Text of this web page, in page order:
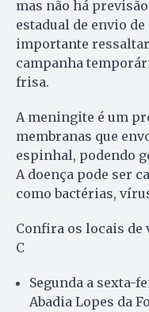
mas não há
estadual de envio
importante
campanha
frisa.
A meningite é um
membranas que
espinhal, podendo
A doença pode ser
como bactérias,
Confira os locais de
C
Segunda a sexta-
Abadia Lopes da